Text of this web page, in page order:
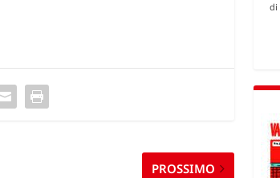
PROSSIMO